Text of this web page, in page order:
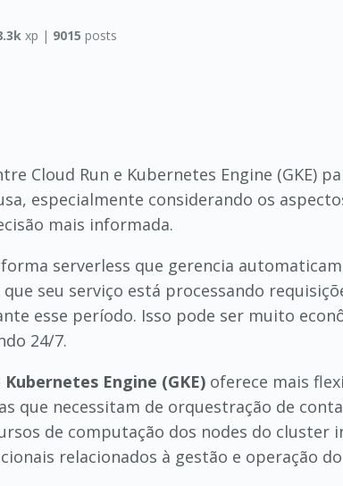
xp | 9015 posts
Cloud Run e Kubernetes Engine (GKE)
especialmente considerando os
mais informada.
serverless que gerencia
seu serviço está processando
esse período. Isso pode ser muito
24/7.
Engine (GKE) oferece mais
que necessitam de orquestração de
de computação dos nodes do
relacionados à gestão e operação